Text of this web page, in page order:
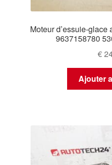
Moteur
9637158780
€
Ajouter